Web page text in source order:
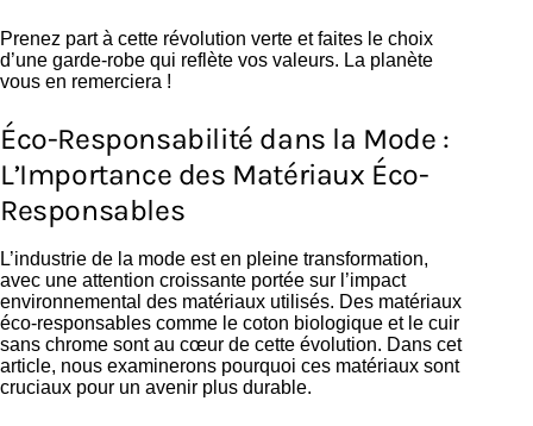
Prenez part à cette révolution verte et faites le choix
d’une garde-robe qui reflète vos valeurs. La planète
vous en remerciera !
Éco-Responsabilité dans la Mode :
L’Importance des Matériaux Éco-
Responsables
L’industrie de la mode est en pleine transformation,
avec une attention croissante portée sur l’impact
environnemental des matériaux utilisés. Des matériaux
éco-responsables comme le coton biologique et le cuir
sans chrome sont au cœur de cette évolution. Dans cet
article, nous examinerons pourquoi ces matériaux sont
cruciaux pour un avenir plus durable.